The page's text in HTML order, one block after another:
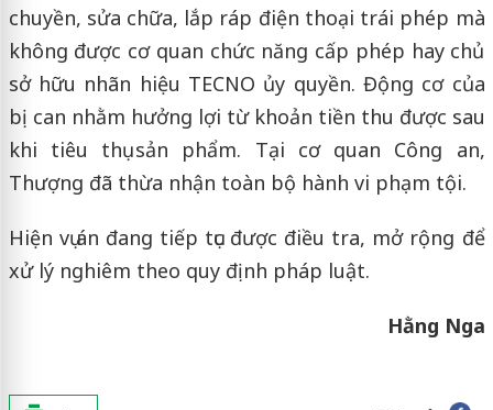
chuyền, sửa chữa, lắp ráp điện thoại trái phép mà
không được cơ quan chức năng cấp phép hay chủ
sở hữu nhãn hiệu TECNO ủy quyền. Động cơ của
bị can nhằm hưởng lợi từ khoản tiền thu được sau
khi tiêu thụ sản phẩm. Tại cơ quan Công an,
Thượng đã thừa nhận toàn bộ hành vi phạm tội.
Hiện vụ án đang tiếp tục được điều tra, mở rộng để
xử lý nghiêm theo quy định pháp luật.
Hằng Nga